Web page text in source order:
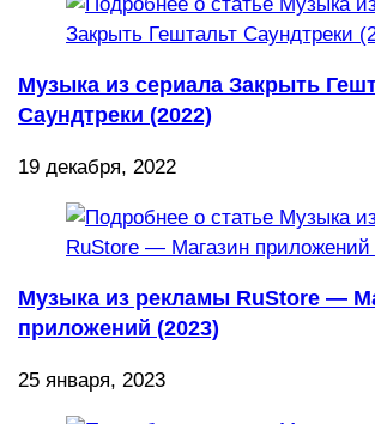
Музыка из сериала Закрыть
Саундтреки (2022)
19 декабря, 2022
Музыка из рекламы RuStore —
приложений (2023)
25 января, 2023